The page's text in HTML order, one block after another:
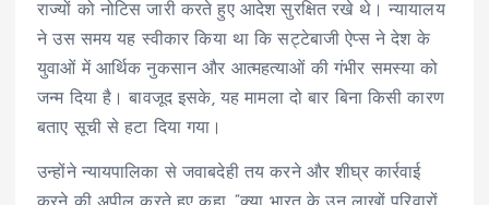
राज्यों को नोटिस जारी करते हुए आदेश सुरक्षित रखे थे। न्यायालय
ने उस समय यह स्वीकार किया था कि सट्टेबाजी ऐप्स ने देश के
युवाओं में आर्थिक नुकसान और आत्महत्याओं की गंभीर समस्या को
जन्म दिया है। बावजूद इसके, यह मामला दो बार बिना किसी कारण
बताए सूची से हटा दिया गया।
उन्होंने न्यायपालिका से जवाबदेही तय करने और शीघ्र कार्रवाई